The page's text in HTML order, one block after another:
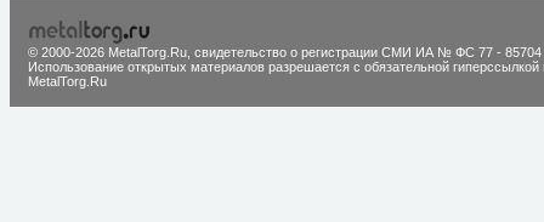
© 2000-2026 MetalTorg.Ru, cвидетельство о регистрации СМИ ИА № ФС 77 - 85704
Использование открытых материалов разрешается с обязательной гиперссылкой
MetalTorg.Ru